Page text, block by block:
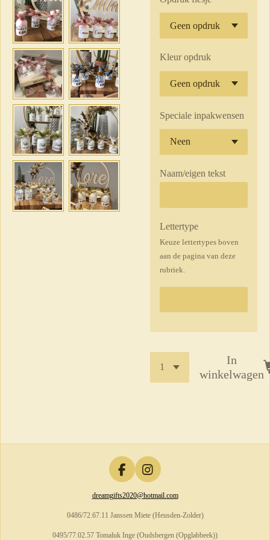
Kleur opdruk
Speciale inpakwensen
Naam/eigen tekst
Lettertype
Keuze lettertypes boven
aan de pagina van deze
rubriek.
In
winkelwagen
F
a
c
b
o
I
n
s
a
g
dreamgifts2020@hotmail.com
0486/72.67.11 Janssen Miete (Heusden-Zolder)
0495/77.02.57 Tomaluk Inge (Oudsbergen (Opglabbeek))